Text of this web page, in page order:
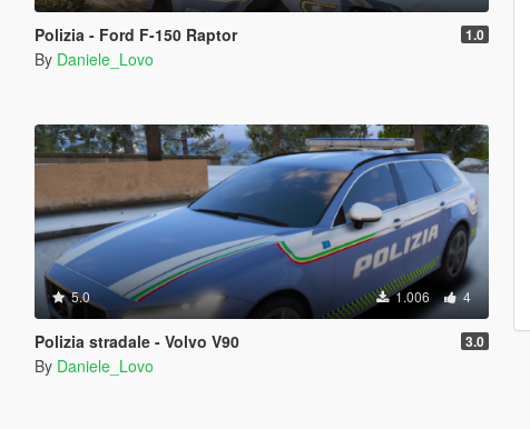
Polizia - Ford F-150 Raptor 1.0
By Daniele_Lovo
5.0 1.006 4
Polizia stradale - Volvo V90 3.0
By Daniele_Lovo